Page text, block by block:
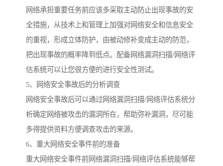
网络承担重要任务前应该多采取主动防止出现事故的安
全措施，从技术上和管理上加强对网络安全和信息安全
的重视，形成立体防护，由被动修补变成主动的防范，
把出现事故的概率降到低点。配备网络漏洞扫描/网络评
估系统可以让您很方便的进行安全性测试。
5、网络安全事故后的分析调查
网络安全事故后可以通过网络漏洞扫描/网络评估系统分
析确定网络被攻击的漏洞所在，帮助弥补漏洞，尽可能
多得提供资料方便调查攻击的来源。
6、重大网络安全事件前的准备
重大网络安全事件前网络漏洞扫描/网络评估系统能够帮